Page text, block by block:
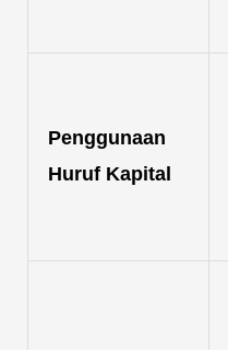
Penggunaan
Huruf Kapital